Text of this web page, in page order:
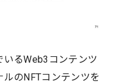
るWeb3コンテンツ
のNFTコンテンツを